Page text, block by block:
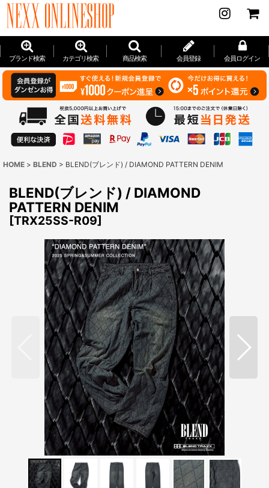
ブランド検索 カテゴリ検索 商品検索 会員登録 会員ログイン
HOME > BLEND > BLEND(ブレンド) / DIAMOND PATTERN DENIM
BLEND(ブレンド) / DIAMOND
PATTERN DENIM
[TRX25SS-R09]